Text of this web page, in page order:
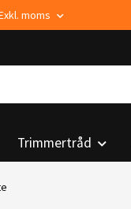
moms
Trimmertråd